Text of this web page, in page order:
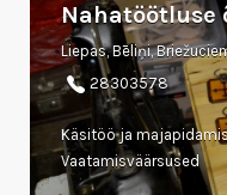
Nahatöötluse
Liepas, Bēliņi,
28303578
Käsitöö ja
Vaatamisväärsused